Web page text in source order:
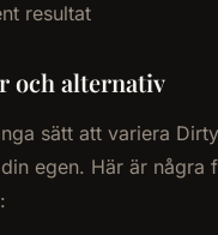
resultat
och alternativ
sätt att variera
egen. Här är några